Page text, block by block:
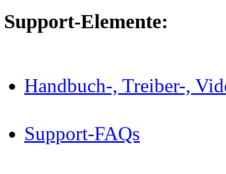
Support-Elemente:
Handbuch-, Treiber-,
Support-FAQs